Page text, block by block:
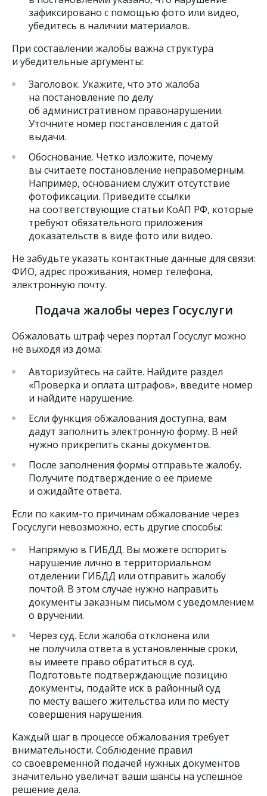
зафиксировано с помощью фото или видео,
убедитесь в наличии материалов.
При составлении жалобы важна структура
и убедительные аргументы:
Заголовок. Укажите, что это жалоба
на постановление по делу
об административном правонарушении.
Уточните номер постановления с датой
выдачи.
Обоснование. Четко изложите, почему
вы считаете постановление неправомерным.
Например, основанием служит отсутствие
фотофиксации. Приведите ссылки
на соответствующие статьи КоАП РФ, которые
требуют обязательного приложения
доказательств в виде фото или видео.
Не забудьте указать контактные данные для связи:
ФИО, адрес проживания, номер телефона,
электронную почту.
Подача жалобы через Госуслуги
Обжаловать штраф через портал Госуслуг можно
не выходя из дома:
Авторизуйтесь на сайте. Найдите раздел
«Проверка и оплата штрафов», введите номер
и найдите нарушение.
Если функция обжалования доступна, вам
дадут заполнить электронную форму. В ней
нужно прикрепить сканы документов.
После заполнения формы отправьте жалобу.
Получите подтверждение о ее приеме
и ожидайте ответа.
Если по каким-то причинам обжалование через
Госуслуги невозможно, есть другие способы:
Напрямую в ГИБДД. Вы можете оспорить
нарушение лично в территориальном
отделении ГИБДД или отправить жалобу
почтой. В этом случае нужно направить
документы заказным письмом с уведомлением
о вручении.
Через суд. Если жалоба отклонена или
не получила ответа в установленные сроки,
вы имеете право обратиться в суд.
Подготовьте подтверждающие позицию
документы, подайте иск в районный суд
по месту вашего жительства или по месту
совершения нарушения.
Каждый шаг в процессе обжалования требует
внимательности. Соблюдение правил
со своевременной подачей нужных документов
значительно увеличат ваши шансы на успешное
решение дела.